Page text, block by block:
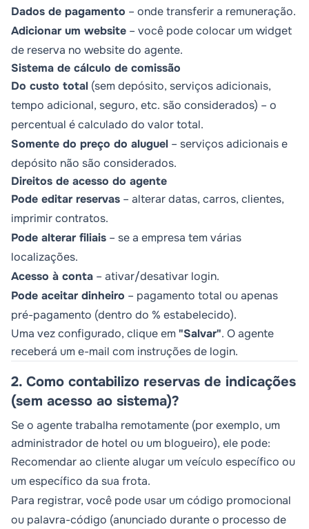
Dados de pagamento – onde transferir a remuneração.
Adicionar um website – você pode colocar um widget
de reserva no website do agente.
Sistema de cálculo de comissão
Do custo total (sem depósito, serviços adicionais,
tempo adicional, seguro, etc. são considerados) – o
percentual é calculado do valor total.
Somente do preço do aluguel – serviços adicionais e
depósito não são considerados.
Direitos de acesso do agente
Pode editar reservas – alterar datas, carros, clientes,
imprimir contratos.
Pode alterar filiais – se a empresa tem várias
localizações.
Acesso à conta – ativar/desativar login.
Pode aceitar dinheiro – pagamento total ou apenas
pré-pagamento (dentro do % estabelecido).
Uma vez configurado, clique em "Salvar". O agente
receberá um e-mail com instruções de login.
2. Como contabilizo reservas de indicações
(sem acesso ao sistema)?
Se o agente trabalha remotamente (por exemplo, um
administrador de hotel ou um blogueiro), ele pode:
Recomendar ao cliente alugar um veículo específico ou
um específico da sua frota.
Para registrar, você pode usar um código promocional
ou palavra-código (anunciado durante o processo de